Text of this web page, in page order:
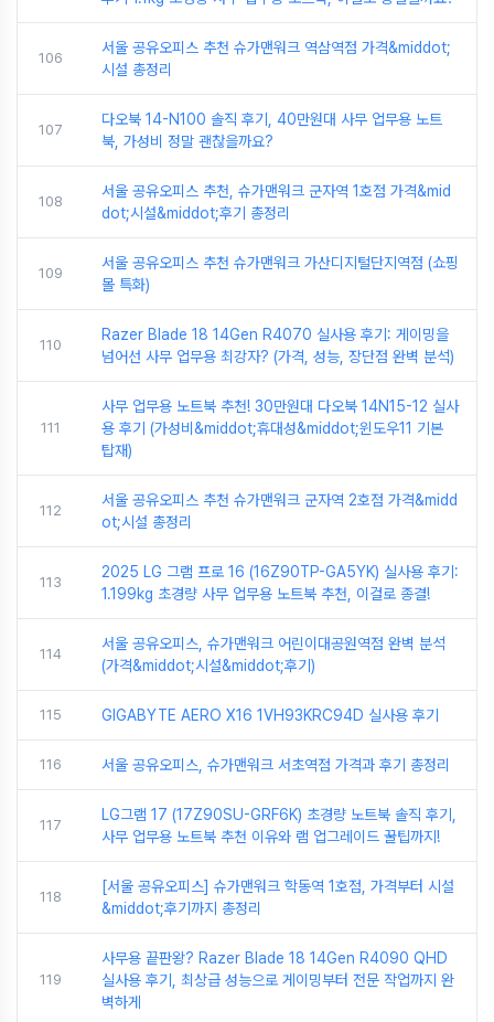
106
서울 공유오피스 추천 슈가맨워크 역삼역점 가격&middot;
시설 총정리
107
다오북 14-N100 솔직 후기, 40만원대 사무 업무용 노트
북, 가성비 정말 괜찮을까요?
108
서울 공유오피스 추천, 슈가맨워크 군자역 1호점 가격&mid
dot;시설&middot;후기 총정리
109
서울 공유오피스 추천 슈가맨워크 가산디지털단지역점 (쇼핑
몰 특화)
110
Razer Blade 18 14Gen R4070 실사용 후기: 게이밍을
넘어선 사무 업무용 최강자? (가격, 성능, 장단점 완벽 분석)
111
사무 업무용 노트북 추천! 30만원대 다오북 14N15-12 실사
용 후기 (가성비&middot;휴대성&middot;윈도우11 기본
탑재)
112
서울 공유오피스 추천 슈가맨워크 군자역 2호점 가격&midd
ot;시설 총정리
113
2025 LG 그램 프로 16 (16Z90TP-GA5YK) 실사용 후기:
1.199kg 초경량 사무 업무용 노트북 추천, 이걸로 종결!
114
서울 공유오피스, 슈가맨워크 어린이대공원역점 완벽 분석
(가격&middot;시설&middot;후기)
115 GIGABYTE AERO X16 1VH93KRC94D 실사용 후기
116 서울 공유오피스, 슈가맨워크 서초역점 가격과 후기 총정리
117
LG그램 17 (17Z90SU-GRF6K) 초경량 노트북 솔직 후기,
사무 업무용 노트북 추천 이유와 램 업그레이드 꿀팁까지!
118
[서울 공유오피스] 슈가맨워크 학동역 1호점, 가격부터 시설
&middot;후기까지 총정리
119
사무용 끝판왕? Razer Blade 18 14Gen R4090 QHD
실사용 후기, 최상급 성능으로 게이밍부터 전문 작업까지 완
벽하게